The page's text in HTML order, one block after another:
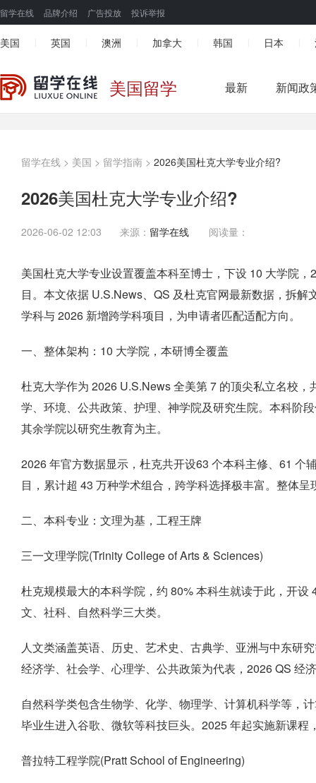
留学在线 品牌介绍 广告投放 投诉举报
美国 英国 澳洲 加拿大 韩国 日本
美国留学 最新 新闻政
留学在线 > 美国 > 留学指南 > 2026美国杜克大学专业介绍?
2026美国杜克大学专业介绍?
2026-06-02 12:03 来源： 留学在线 阅读量：
美国杜克大学专业设置覆盖本科至博士，下设 10 大学院
目。本文依据 U.S.News、QS 及杜克官网最新数据，拆
学科与 2026 新增跨学科项目，为申请者匹配适配方向。
一、整体架构：10 大学院，本研博全覆盖
杜克大学作为 2026 U.S.News 全美第 7 的顶尖私立名校
学、环境、公共政策、护理、神学院及研究生院。本科阶
其余学院以研究生教育为主。
2026 年官方数据显示，杜克共开设63 个本科主修、61 个
目，累计超 43 万种学术组合，跨学科选择极丰富。整体
二、本科专业：文理为基，工程王牌
三一文理学院(Trinity College of Arts & Sciences)
杜克规模最大的本科学院，约 80% 本科生就读于此，开
文、社科、自然科学三大类。
人文类涵盖英语、历史、艺术史、古典学、亚洲与中东研
经济学、社会学、心理学、公共政策为代表，2026 QS 经
自然科学类包含生物学、化学、物理学、计算机科学等，
毕业生进入谷歌、微软等科技巨头。2025 年起实施新课程
普拉特工程学院(Pratt School of Engineering)